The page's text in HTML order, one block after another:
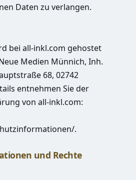
Daten zu verlangen.
bei all-inkl.com gehostet
Medien Münnich, Inh.
68, 02742
entnehmen Sie der
von all-inkl.com:
.
und Rechte